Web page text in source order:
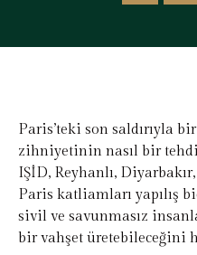
Paris’teki son saldırıyla
zihniyetinin nasıl bir
IŞİD, Reyhanlı,
Paris katliamları yapılış
sivil ve savunmasız
bir vahşet üretebileceğini